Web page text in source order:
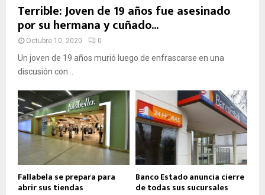
Terrible: Joven de 19 años fue asesinado
por su hermana y cuñado...
Octubre 10, 2020 0
Un joven de 19 años murió luego de enfrascarse en una
discusión con...
Fallabela se prepara para
abrir sus tiendas
Banco Estado anuncia cierre
de todas sus sucursales